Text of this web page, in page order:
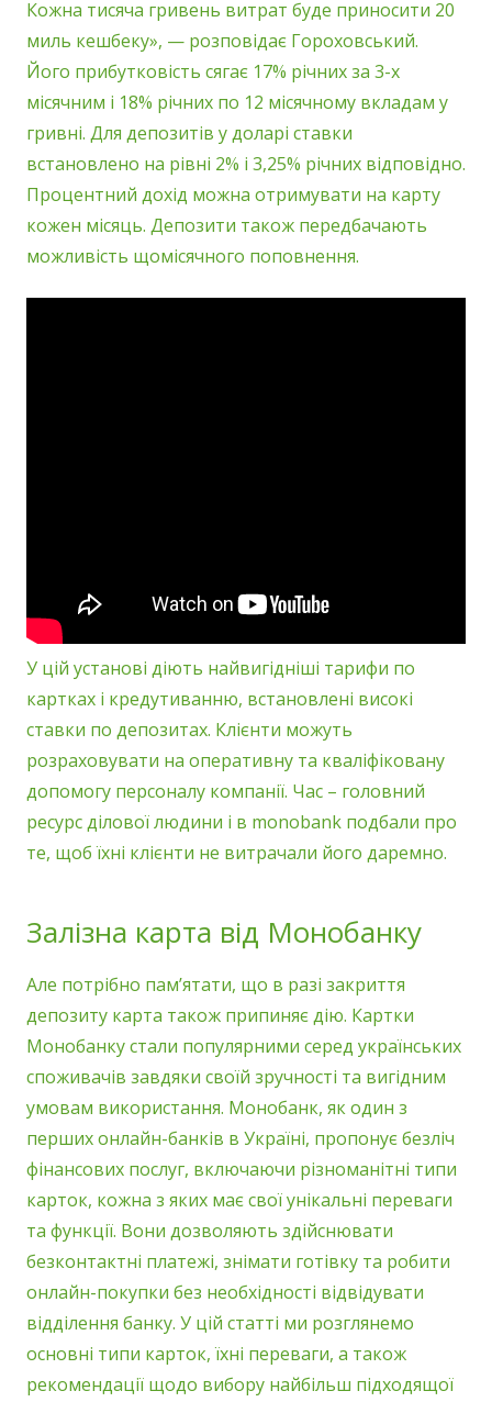
Кожна тисяча гривень витрат буде приносити 20
миль кешбеку», — розповідає Гороховський.
Його прибутковість сягає 17% річних за 3-х
місячним і 18% річних по 12 місячному вкладам у
гривні. Для депозитів у доларі ставки
встановлено на рівні 2% і 3,25% річних відповідно.
Процентний дохід можна отримувати на карту
кожен місяць. Депозити також передбачають
можливість щомісячного поповнення.
У цій установі діють найвигідніші тарифи по
картках і кредутиванню, встановлені високі
ставки по депозитах. Клієнти можуть
розраховувати на оперативну та кваліфіковану
допомогу персоналу компанії. Час – головний
ресурс ділової людини і в monobank подбали про
те, щоб їхні клієнти не витрачали його даремно.
Залізна карта від Монобанку
Але потрібно пам’ятати, що в разі закриття
депозиту карта також припиняє дію. Картки
Монобанку стали популярними серед українських
споживачів завдяки своїй зручності та вигідним
умовам використання. Монобанк, як один з
перших онлайн-банків в Україні, пропонує безліч
фінансових послуг, включаючи різноманітні типи
карток, кожна з яких має свої унікальні переваги
та функції. Вони дозволяють здійснювати
безконтактні платежі, знімати готівку та робити
онлайн-покупки без необхідності відвідувати
відділення банку. У цій статті ми розглянемо
основні типи карток, їхні переваги, а також
рекомендації щодо вибору найбільш підходящої